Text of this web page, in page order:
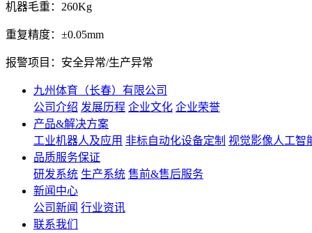
机器毛重：260Kg
重复精度：±0.05mm
报警项目：安全异常/生产异常
九州体育（长春）有限公司
公司介绍 发展历程 企业文化 企业荣誉
产品&解决方案
工业机器人及应用 非标自动化设备定制 视觉影像人工智
品质服务保证
研发系统 生产系统 售前&售后服务
新闻中心
公司新闻 行业资讯
联系我们